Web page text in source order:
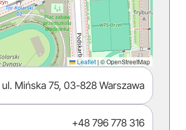
Leaflet|© OpenStreetMap
ul. Mińska 75, 03-828 Warszawa
+48 796 778 316